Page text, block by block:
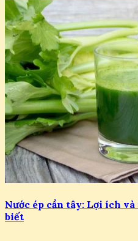
Nước ép cần tây: Lợi ích
biết